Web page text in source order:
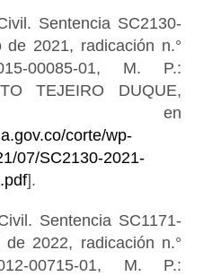
Sentencia SC2130-
2021, radicación n.°
00085-01, M. P.:
TEJEIRO DUQUE,
en
corte/wp-
07/SC2130-2021-
].
Sentencia SC1171-
2022, radicación n.°
00715-01, M. P.: